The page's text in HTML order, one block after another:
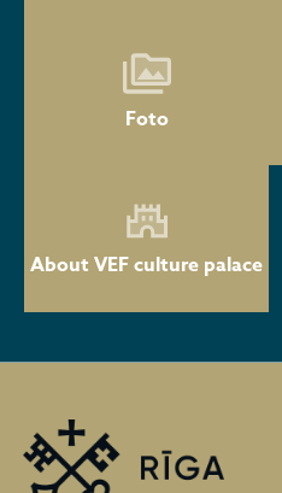
Foto
About VEF culture palace